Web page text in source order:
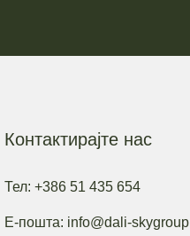
Контактирајте нас
Тел: +386 51 435 654
Е-пошта: info@dali-